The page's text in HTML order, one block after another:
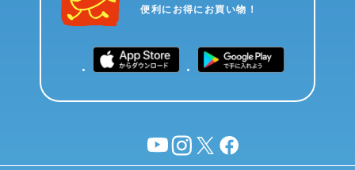
便利にお得にお買い物！
YouTubeinstagram
X facebook